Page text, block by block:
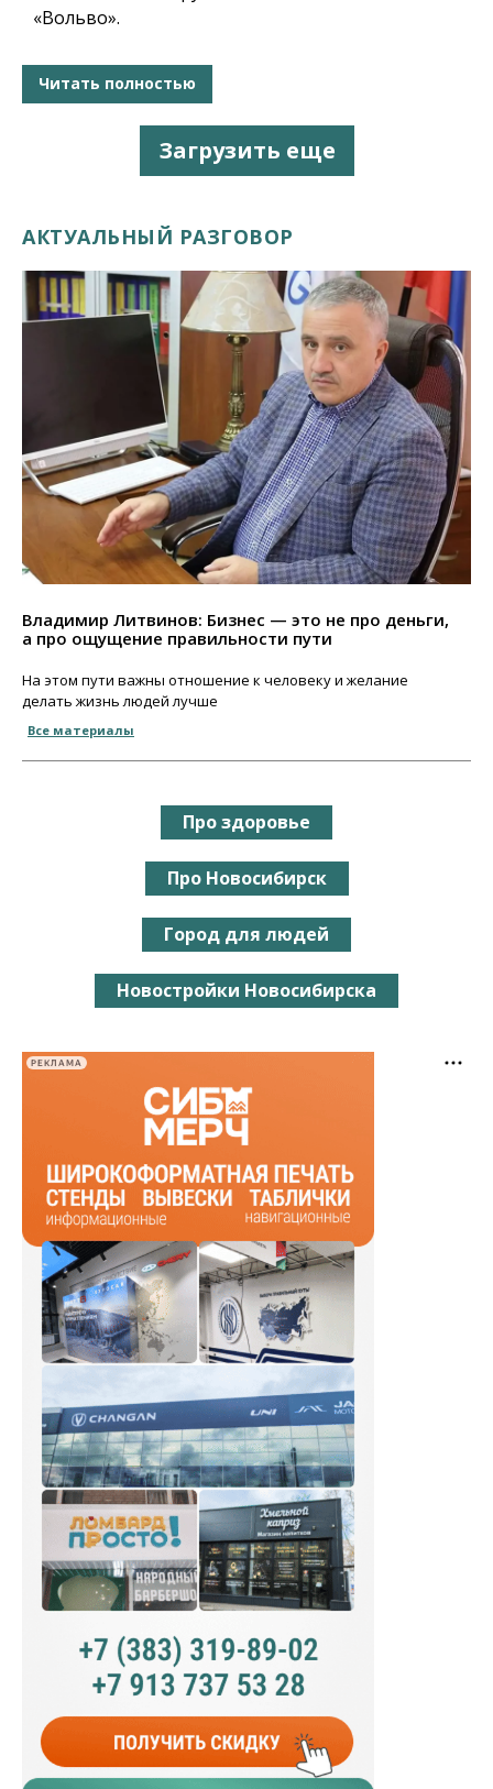
«Вольво».
Читать полностью
Загрузить еще
АКТУАЛЬНЫЙ РАЗГОВОР
Владимир Литвинов: Бизнес — это не про деньги,
а про ощущение правильности пути
На этом пути важны отношение к человеку и желание
делать жизнь людей лучше
Все материалы
Про здоровье
Про Новосибирск
Город для людей
Новостройки Новосибирска
РЕКЛАМА